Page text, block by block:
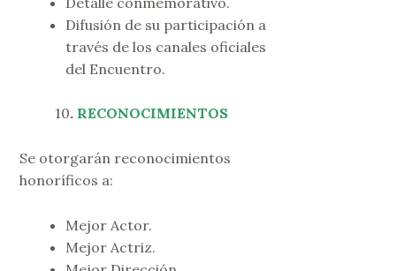
Difusión de su participación a
través de los canales oficiales
del Encuentro.
10. RECONOCIMIENTOS
Se otorgarán reconocimientos
honoríficos a:
Mejor Actor.
Mejor Actriz.